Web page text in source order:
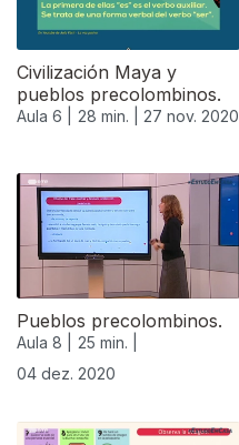
Civilización Maya y
pueblos precolombinos.
Aula 6 | 28 min. | 27 nov. 2020
Pueblos precolombinos.
Aula 8 |
25 min. |
04 dez. 2020
512096